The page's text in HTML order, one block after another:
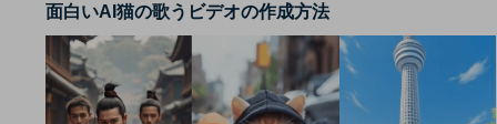
面白いAI猫の歌うビデオの作成方法